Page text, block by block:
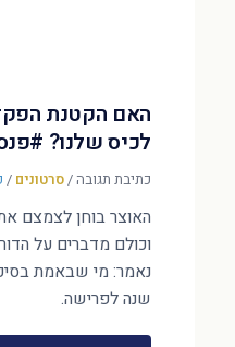
האם הקטנת
לכיס שלנו?
כתיבת תגובה/סרטונים /
האוצר בוחן לצמצם
וכולם מדברים על
שנה לפרישה.